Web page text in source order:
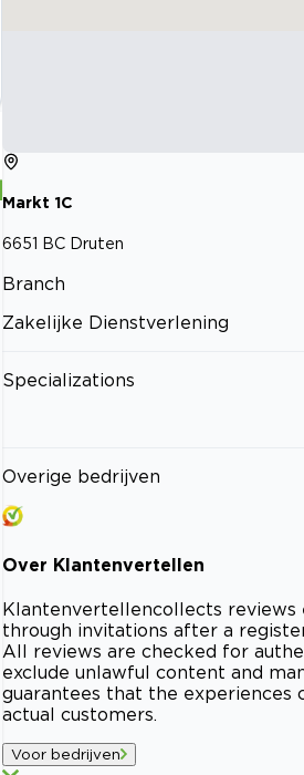
Markt 1C
6651 BC Druten
Branch
Zakelijke Dienstverlening
Specializations
Overige bedrijven
Over Klantenvertellen
Klantenvertellencollects reviews
through invitations after a
All reviews are checked for
exclude unlawful content and
guarantees that the experiences
actual customers.
Voor bedrijven